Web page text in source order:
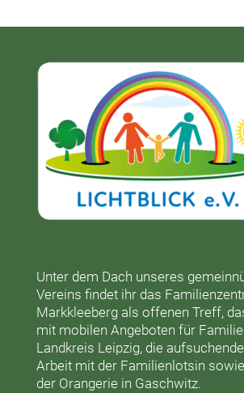
Unter dem Dach unseres
Vereins findet ihr das
Markkleebergals offenen Treff,
mit mobilen Angeboten für
Landkreis Leipzig, die
Arbeit mit der Familienlotsin
der Orangeriein Gaschwitz.